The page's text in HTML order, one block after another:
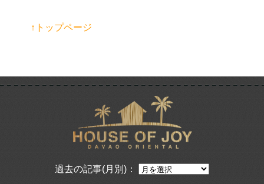
↑トップページ
過去の記事(月別)：